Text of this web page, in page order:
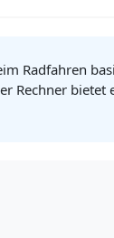
Radfahren
Rechner